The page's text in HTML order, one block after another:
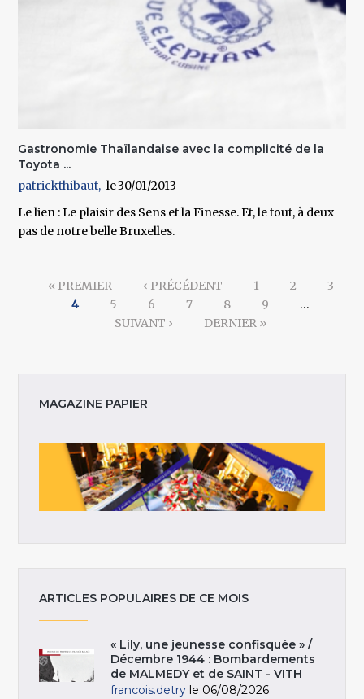
Gastronomie Thaïlandaise avec la complicité de la
Toyota ...
patrickthibaut
30/01/2013
Le lien : Le plaisir des Sens et la Finesse. Et, le tout, à deux
pas de notre belle Bruxelles.
« PREMIER ‹ PRÉCÉDENT 1 2
3
4
5 6 7 8 9
…
SUIVANT ›
DERNIER »
MAGAZINE PAPIER
ARTICLES POPULAIRES DE CE MOIS
« Lily, une jeunesse confisquée » /
Décembre 1944 : Bombardements
de MALMEDY et de SAINT - VITH
francois.detry le 06/08/2026